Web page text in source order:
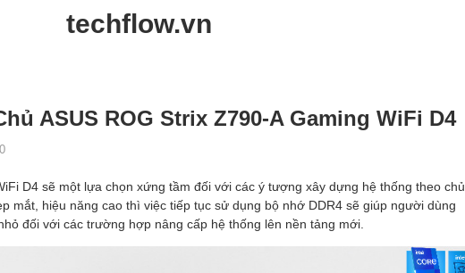
techflow.vn
ASUS ROG Strix Z790-A Gaming WiFi D4
0
D4 sẽ một lựa chọn xứng tầm đối với các ý tượng xây dựng hệ thống theo chủ
mắt, hiệu năng cao thì việc tiếp tục sử dụng bộ nhớ DDR4 sẽ giúp người dùng
đối với các trường hợp nâng cấp hệ thống lên nền tảng mới.